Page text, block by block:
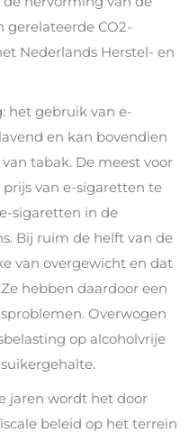
gerelateerde CO2-
Nederlands Herstel- en
: het gebruik van e-
en kan bovendien
tabak. De meest voor
van e-sigaretten te
sigaretten in de
Bij ruim de helft van de
van overgewicht en dat
hebben daardoor een
Overwogen
op alcoholvrije
jaren wordt het door
beleid op het terrein